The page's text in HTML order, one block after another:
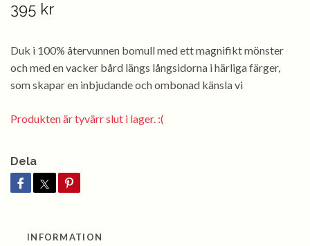
395 kr
Duk i 100% återvunnen bomull med ett magnifikt mönster
och med en vacker bård längs långsidorna i härliga färger,
som skapar en inbjudande och ombonad känsla vi
Produkten är tyvärr slut i lager. :(
Dela
INFORMATION